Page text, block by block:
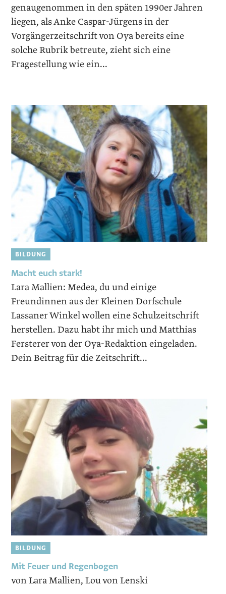
genaugenommen in den späten 1990er Jahren
liegen, als Anke Caspar-Jürgens in der
Vorgängerzeitschrift von Oya bereits eine
solche Rubrik betreute, zieht sich eine
Fragestellung wie ein...
BILDUNG
Macht euch stark!
Lara Mallien: Medea, du und einige
Freundinnen aus der Kleinen Dorfschule
Lassaner Winkel wollen eine Schulzeitschrift
herstellen. Dazu habt ihr mich und Matthias
Fersterer von der Oya-Redaktion eingeladen.
Dein Beitrag für die Zeitschrift...
BILDUNG
Mit Feuer und Regenbogen
von Lara Mallien, Lou von Lenski